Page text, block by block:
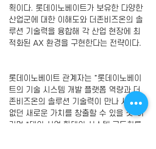
획이다. 롯데이노베이트가 보유한 다양한
산업군에 대한 이해도와 더존비즈온의 솔
루션 기술력을 융합해 각 산업 현장에 최
적화된 AX 환경을 구현한다는 전략이다.
롯데이노베이트 관계자는 "롯데이노베이
트의 기술 시스템 개발 플랫폼 역량과 더
존비즈온의 솔루션 기술력이 만나 시장에
없던 새로운 가치를 창출할 수 있을 것"이
라며 "대외 사업 확대와 시스템 고도화를